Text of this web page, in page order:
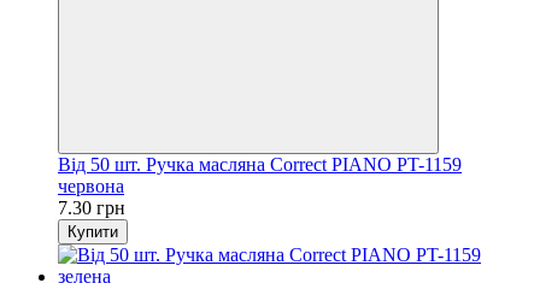
Від 50 шт. Ручка масляна Correct PIANO PT-1159
червона
7.30 грн
Купити